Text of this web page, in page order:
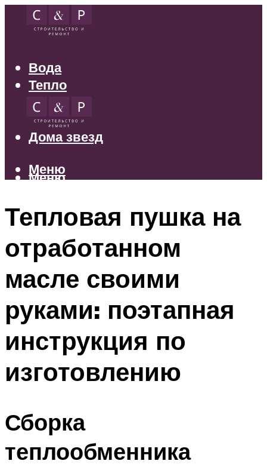
Вода
Тепло
Электрика
Свет
Дома звезд
Меню
Меню
Тепловая пушка на
отработанном
масле своими
руками: поэтапная
инструкция по
изготовлению
Сборка
теплообменника